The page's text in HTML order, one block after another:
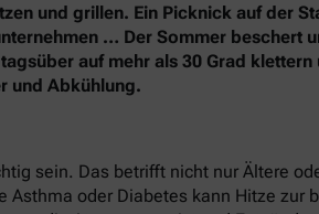
und grillen. Ein Picknick auf der
… Der Sommer beschert
auf mehr als 30 Grad
und Abkühlung.
sein. Das betrifft nicht nur Ältere
oder Diabetes kann Hitze zur